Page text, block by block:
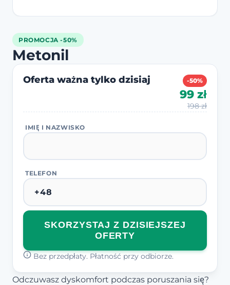
PROMOCJA -50%
Metonil
Oferta ważna tylko dzisiaj -50%
99 zł
198 zł
IMIĘ I NAZWISKO
TELEFON
SKORZYSTAJ Z DZISIEJSZEJ
OFERTY
Bez przedpłaty. Płatność przy odbiorze.
Odczuwasz dyskomfort podczas poruszania się?